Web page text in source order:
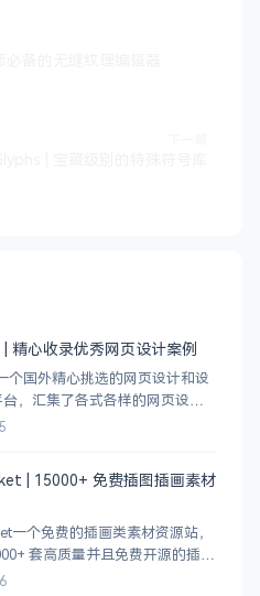
精心收录优秀网页设计案例
个国外精心挑选的网页设计和设
，汇集了各式各样的网页设计
人博客、时尚、设计、机构、
| 15000+ 免费插图插画素材
一个免费的插画类素材资源站，
套高质量并且免费开源的插图
源。